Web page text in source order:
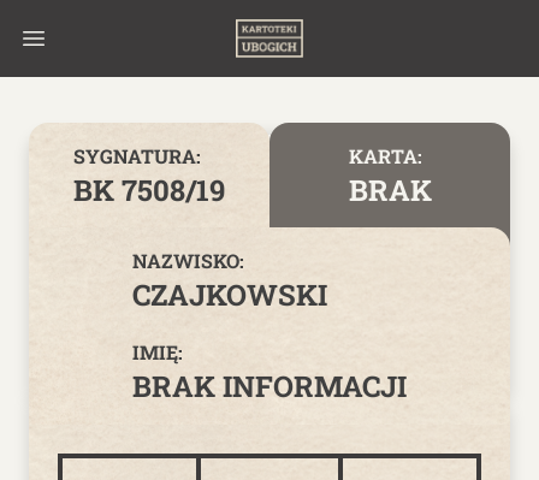
SYGNATURA:
BK 7508/19
KARTA:
BRAK
NAZWISKO:
CZAJKOWSKI
IMIĘ:
BRAK INFORMACJI